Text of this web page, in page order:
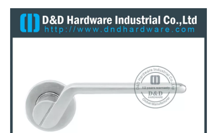
Edelstahl 304 Eingangsdesigner -Hebelgriff auf Rose für Holztüren -ddth020 Grade 201 Röhrchen Fire bewertet Hohlhebel -Türgriff für vordere Metalltür -ddth007